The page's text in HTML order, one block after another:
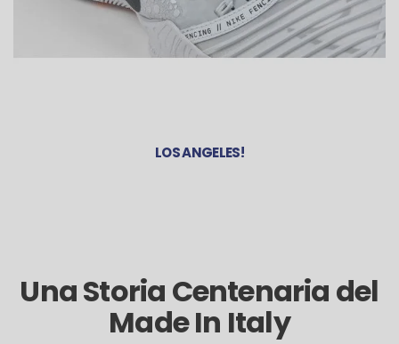
LOS ANGELES!
Una Storia Centenaria del
Made In Italy